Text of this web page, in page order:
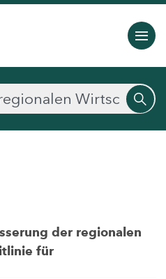
der regionalen
für